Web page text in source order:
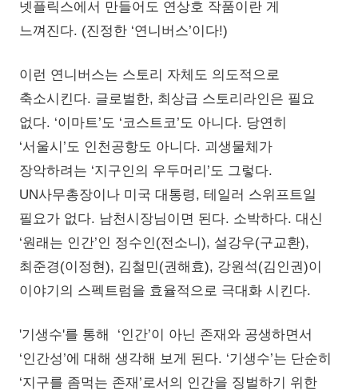
넷플릭스에서 만들어도 연상호 작품이란 게
느껴진다. (진정한 ‘연니버스’이다!)
이런 연니버스는 스토리 자체도 의도적으로
축소시킨다. 글로벌한, 최상급 스토리라인은 필요
없다. ‘이마트’도 ‘코스트코’도 아니다. 당연히
‘서울시’도 인천공항도 아니다. 괴생물체가
장악하려는 ‘지구인의 우두머리’도 그렇다.
UN사무총장이나 미국 대통령, 테일러 스위프트일
필요가 없다. 남천시장님이면 된다. 소박하다. 대신
‘원래는 인간’인 정수인(전소니), 설강우(구교환),
최준경(이정현), 김철민(권해효), 강원석(김인권)이
이야기의 스펙트럼을 효율적으로 극대화 시킨다.
'기생수'를 통해 ‘인간’이 아닌 존재와 공생하면서
‘인간성’에 대해 생각해 보게 된다. ‘기생수’는 단순히
‘지구를 좀먹는 존재’로서의 인간을 징벌하기 위한